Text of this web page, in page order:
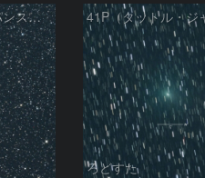
41PとC/2015O1（パンスターズ彗星）
ろどすた